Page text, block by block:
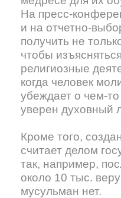
На пресс-
и на отчетно-
получить не
чтобы
религиозные
когда человек
убеждает о чем-
уверен духовный
Кроме того,
считает делом
так, например,
около 10 тыс.
мусульман нет.